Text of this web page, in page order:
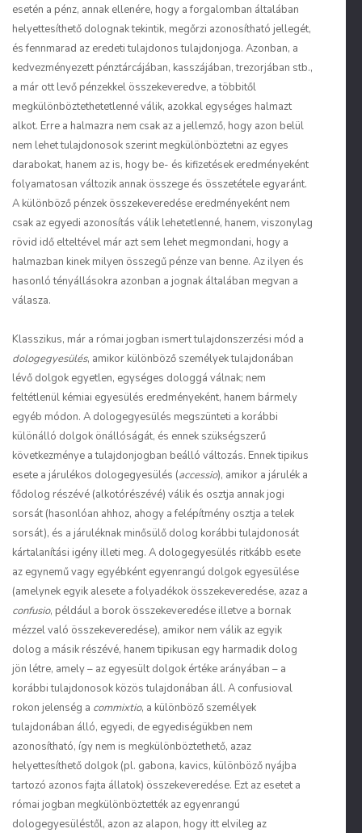
esetén a pénz, annak ellenére, hogy a forgalomban általában
helyettesíthető dolognak tekintik, megőrzi azonosítható jellegét,
és fennmarad az eredeti tulajdonos tulajdonjoga. Azonban, a
kedvezményezett pénztárcájában, kasszájában, trezorjában stb.,
a már ott levő pénzekkel összekeveredve, a többitől
megkülönböztethetetlenné válik, azokkal egységes halmazt
alkot. Erre a halmazra nem csak az a jellemző, hogy azon belül
nem lehet tulajdonosok szerint megkülönböztetni az egyes
darabokat, hanem az is, hogy be- és kifizetések eredményeként
folyamatosan változik annak összege és összetétele egyaránt.
A különböző pénzek összekeveredése eredményeként nem
csak az egyedi azonosítás válik lehetetlenné, hanem, viszonylag
rövid idő elteltével már azt sem lehet megmondani, hogy a
halmazban kinek milyen összegű pénze van benne. Az ilyen és
hasonló tényállásokra azonban a jognak általában megvan a
válasza.
Klasszikus, már a római jogban ismert tulajdonszerzési mód a
dologegyesülés, amikor különböző személyek tulajdonában
lévő dolgok egyetlen, egységes dologgá válnak; nem
feltétlenül kémiai egyesülés eredményeként, hanem bármely
egyéb módon. A dologegyesülés megszünteti a korábbi
különálló dolgok önállóságát, és ennek szükségszerű
következménye a tulajdonjogban beálló változás. Ennek tipikus
esete a járulékos dologegyesülés (accessio), amikor a járulék a
fődolog részévé (alkotórészévé) válik és osztja annak jogi
sorsát (hasonlóan ahhoz, ahogy a felépítmény osztja a telek
sorsát), és a járuléknak minősülő dolog korábbi tulajdonosát
kártalanítási igény illeti meg. A dologegyesülés ritkább esete
az egynemű vagy egyébként egyenrangú dolgok egyesülése
(amelynek egyik alesete a folyadékok összekeveredése, azaz a
confusio, például a borok összekeveredése illetve a bornak
mézzel való összekeveredése), amikor nem válik az egyik
dolog a másik részévé, hanem tipikusan egy harmadik dolog
jön létre, amely – az egyesült dolgok értéke arányában – a
korábbi tulajdonosok közös tulajdonában áll. A confusioval
rokon jelenség a commixtio, a különböző személyek
tulajdonában álló, egyedi, de egyediségükben nem
azonosítható, így nem is megkülönböztethető, azaz
helyettesíthető dolgok (pl. gabona, kavics, különböző nyájba
tartozó azonos fajta állatok) összekeveredése. Ezt az esetet a
római jogban megkülönböztették az egyenrangú
dologegyesüléstől, azon az alapon, hogy itt elvileg az